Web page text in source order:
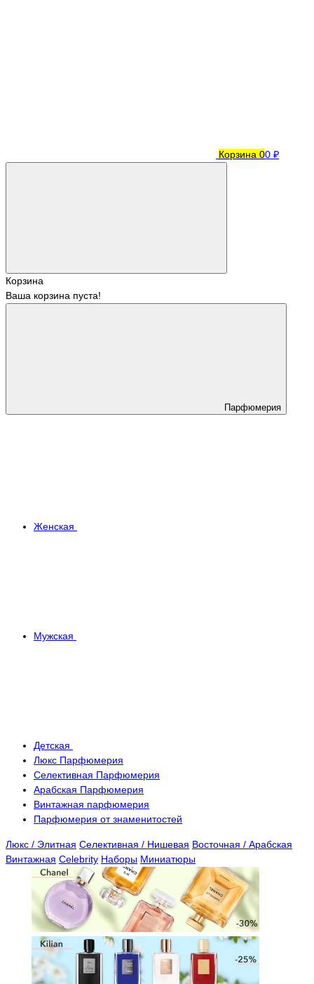
Корзина 00 ₽
Корзина
Ваша корзина пуста!
Парфюмерия
Женская
Мужская
Детская
Люкс Парфюмерия
Селективная Парфюмерия
Арабская Парфюмерия
Винтажная парфюмерия
Парфюмерия от знаменитостей
Люкс / Элитная Селективная / Нишевая Восточная / Арабская
Винтажная Celebrity Наборы Миниатюры